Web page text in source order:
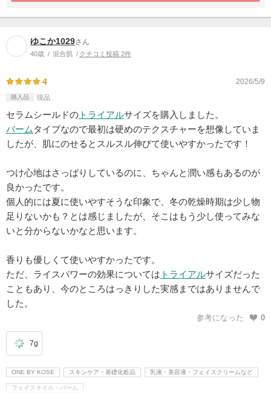
ゆこか1029さん
40歳 混合肌 クチコミ投稿 2件
4 2026/5/9
購入品 現品
セラムシールドの トライアルサイズを購入しました。
バーム タイプなので最初は硬めのテクスチャーを想像していま
したが、肌にのせるとスルスル伸びて使いやすかったです！
つけ心地はさっぱりしているのに、ちゃんと潤い感もあるのが
良かったです。
個人的には夏に使いやすそうな印象で、冬の乾燥時期は少し物
足りないかも？とは感じましたが、そこはもう少し使ってみな
いと分からないかなと思います。
香りも優しくて使いやすかったです。
ただ、ライスパワーの効果については トライアルサイズだった
こともあり、今のところはっきりした実感まではありませんで
した。
参考になった 0
7g
ONE BY KOSE スキンケア・基礎化粧品 乳液・美容液・フェイスクリームなど
フェイスオイル・バーム